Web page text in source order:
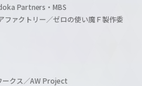
Partners・MBS
ァクトリー／ゼロの使い魔Ｆ製作委
クス／AW Project